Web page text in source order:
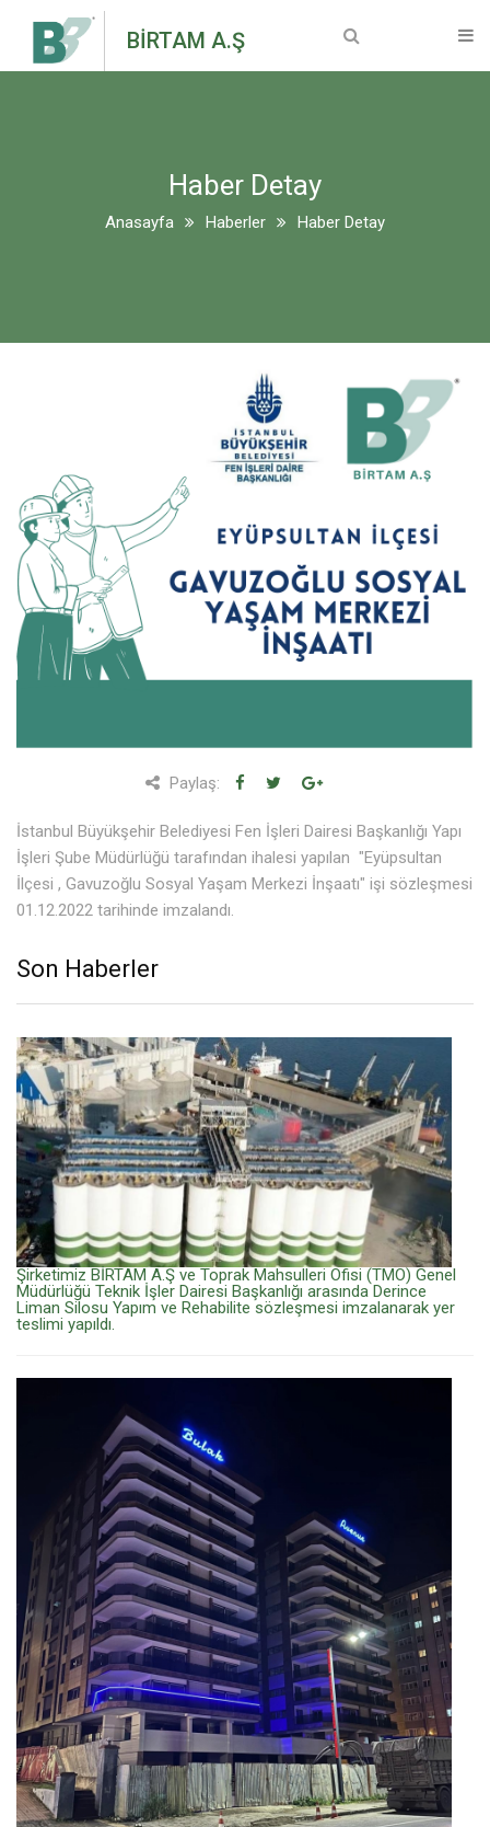
Anasayfa
Genel Müdür Mesajı
Devam Eden Projeler
Tamamlanan Projeler
Haberler
İnsan Kaynakları
İletişim
BİRTAM A.Ş
Haber Detay
Anasayfa Haberler Haber Detay
Paylaş:
İstanbul Büyükşehir Belediyesi Fen İşleri Dairesi Başkanlığı Yapı
İşleri Şube Müdürlüğü tarafından ihalesi yapılan "Eyüpsultan
İlçesi , Gavuzoğlu Sosyal Yaşam Merkezi İnşaatı" işi sözleşmesi
01.12.2022 tarihinde imzalandı.
Son Haberler
Şirketimiz BİRTAM A.Ş ve Toprak Mahsulleri Ofisi (TMO) Genel
Müdürlüğü Teknik İşler Dairesi Başkanlığı arasında Derince
Liman Silosu Yapım ve Rehabilite sözleşmesi imzalanarak yer
teslimi yapıldı.